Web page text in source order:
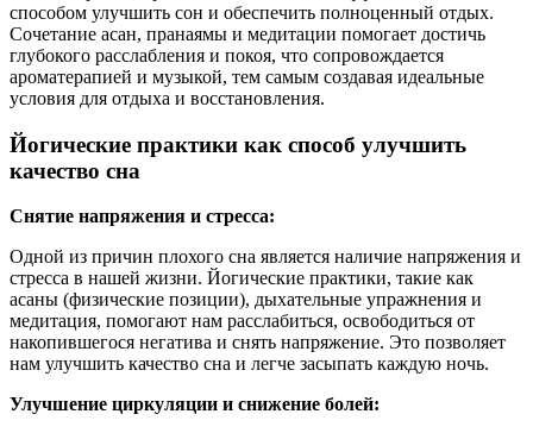
способом улучшить сон и обеспечить полноценный отдых.
Сочетание асан, пранаямы и медитации помогает достичь
глубокого расслабления и покоя, что сопровождается
ароматерапией и музыкой, тем самым создавая идеальные
условия для отдыха и восстановления.
Йогические практики как способ улучшить
качество сна
Снятие напряжения и стресса:
Одной из причин плохого сна является наличие напряжения и
стресса в нашей жизни. Йогические практики, такие как
асаны (физические позиции), дыхательные упражнения и
медитация, помогают нам расслабиться, освободиться от
накопившегося негатива и снять напряжение. Это позволяет
нам улучшить качество сна и легче засыпать каждую ночь.
Улучшение циркуляции и снижение болей: